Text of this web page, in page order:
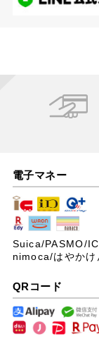
電子マネー
Suica/PASMO/
nimoca/はやか
QRコード